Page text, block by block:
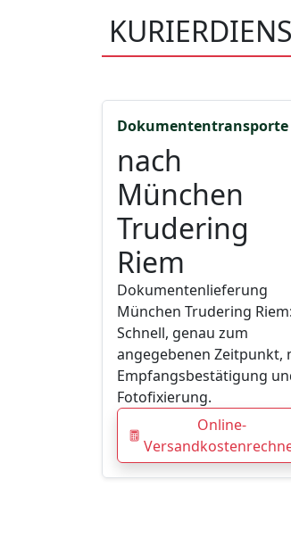
Dokumententransporte
nach
München
Trudering
Riem
Dokumentenlieferung
München Trudering Riem:
Schnell, genau zum
angegebenen Zeitpunkt,
Empfangsbestätigung
Fotofixierung.
Online-